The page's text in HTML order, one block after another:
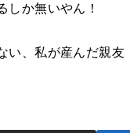
しか無いやん！
い、私が産んだ親友